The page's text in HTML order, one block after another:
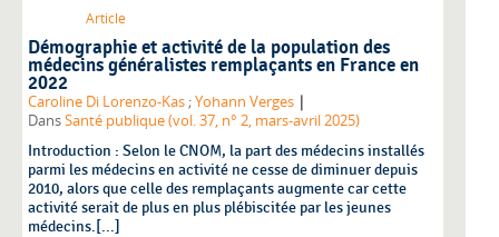
Article
Démographie et activité de la population des
médecins généralistes remplaçants en France en
2022
Caroline Di Lorenzo-Kas ;Yohann Verges |
DansSanté publique (vol. 37, n° 2, mars-avril 2025)
Introduction : Selon le CNOM, la part des médecins installés
parmi les médecins en activité ne cesse de diminuer depuis
2010, alors que celle des remplaçants augmente car cette
activité serait de plus en plus plébiscitée par les jeunes
médecins.[...]